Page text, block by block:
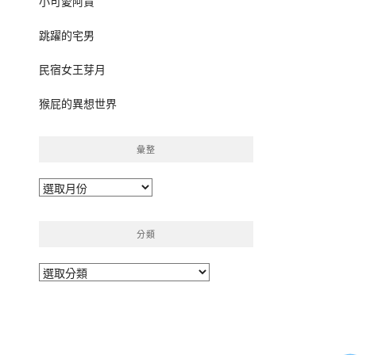
跳躍的宅男
民宿女王芽月
猴屁的異想世界
彙整
彙
分類
分